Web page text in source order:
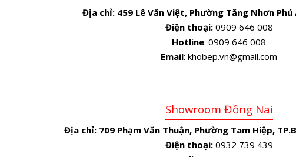
Địa chỉ: 459 Lê Văn Việt, Phường Tăng Nhơn Phú
Điện thoại:0909 646 008
Hotline: 0909 646 008
Email: khobep.vn@gmail.com
Showroom Đồng Nai
Địa chỉ: 709 Phạm Văn Thuận, Phường Tam Hiệp,
Điện thoại:0932 739 439